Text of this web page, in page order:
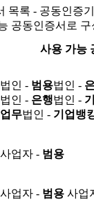
목록 - 공동인증
공동인증서로 구
사용 가능
법인 - 범용법인 -
법인 - 은행법인 -
업무법인 - 기업뱅
사업자 - 범용
사업자 - 범용 사업